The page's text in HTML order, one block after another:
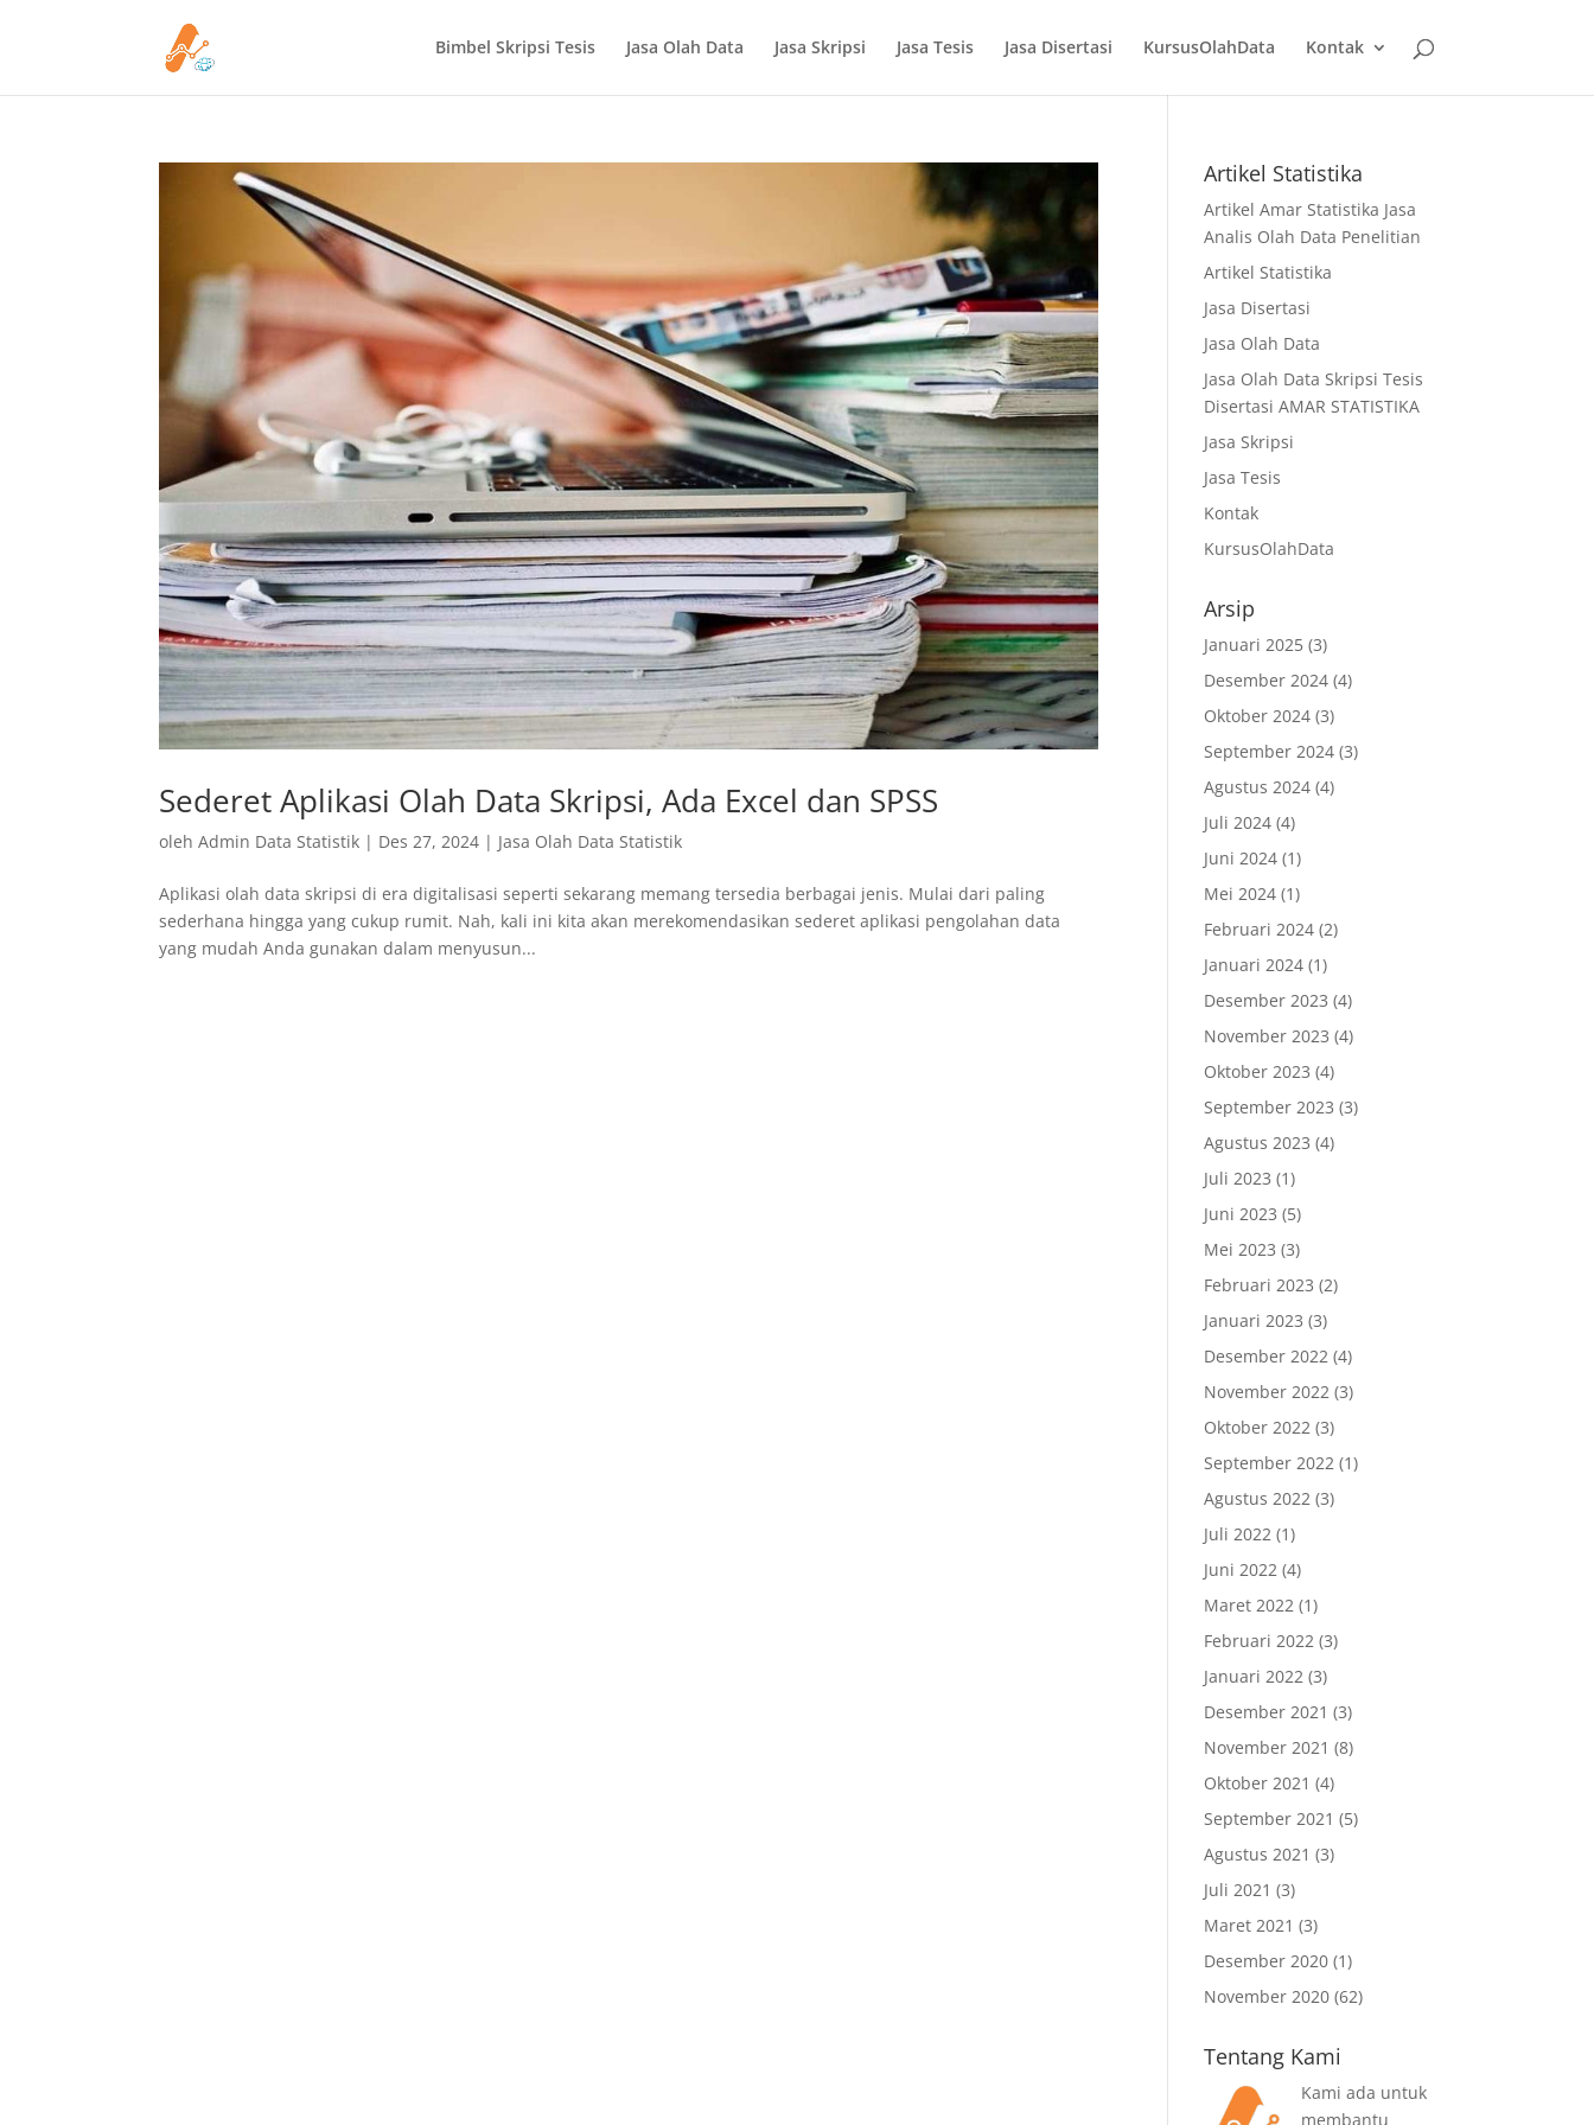
Bimbel Skripsi Tesis Jasa Olah Data Jasa Skripsi Jasa Tesis Jasa Disertasi KursusOlahData Kontak
Sederet Aplikasi Olah Data Skripsi, Ada Excel dan SPSS
olehAdmin Data Statistik | Des 27, 2024 | Jasa Olah Data Statistik
Aplikasi olah data skripsi di era digitalisasi seperti sekarang memang tersedia berbagai jenis. Mulai dari paling
sederhana hingga yang cukup rumit. Nah, kali ini kita akan merekomendasikan sederet aplikasi pengolahan data
yang mudah Anda gunakan dalam menyusun...
Artikel Statistika
Artikel Amar Statistika Jasa
Analis Olah Data Penelitian
Artikel Statistika
Jasa Disertasi
Jasa Olah Data
Jasa Olah Data Skripsi Tesis
Disertasi AMAR STATISTIKA
Jasa Skripsi
Jasa Tesis
Kontak
KursusOlahData
Arsip
Januari 2025 (3)
Desember 2024 (4)
Oktober 2024 (3)
September 2024 (3)
Agustus 2024 (4)
Juli 2024 (4)
Juni 2024 (1)
Mei 2024 (1)
Februari 2024 (2)
Januari 2024 (1)
Desember 2023 (4)
November 2023 (4)
Oktober 2023 (4)
September 2023 (3)
Agustus 2023 (4)
Juli 2023 (1)
Juni 2023 (5)
Mei 2023 (3)
Februari 2023 (2)
Januari 2023 (3)
Desember 2022 (4)
November 2022 (3)
Oktober 2022 (3)
September 2022 (1)
Agustus 2022 (3)
Juli 2022 (1)
Juni 2022 (4)
Maret 2022 (1)
Februari 2022 (3)
Januari 2022 (3)
Desember 2021 (3)
November 2021 (8)
Oktober 2021 (4)
September 2021 (5)
Agustus 2021 (3)
Juli 2021 (3)
Maret 2021 (3)
Desember 2020 (1)
November 2020 (62)
Tentang Kami
Kami ada untuk
membantu